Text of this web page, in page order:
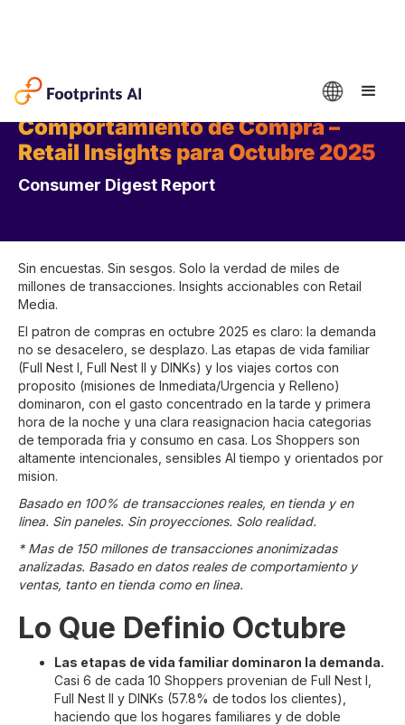
Comportamiento de Compra –
Retail Insights para Octubre 2025
Consumer Digest Report
Sin encuestas. Sin sesgos. Solo la verdad de miles de
millones de transacciones. Insights accionables con Retail
Media.
El patron de compras en octubre 2025 es claro: la demanda
no se desacelero, se desplazo. Las etapas de vida familiar
(Full Nest I, Full Nest II y DINKs) y los viajes cortos con
proposito (misiones de Inmediata/Urgencia y Relleno)
dominaron, con el gasto concentrado en la tarde y primera
hora de la noche y una clara reasignacion hacia categorias
de temporada fria y consumo en casa. Los Shoppers son
altamente intencionales, sensibles AI tiempo y orientados por
mision.
Basado en 100% de transacciones reales, en tienda y en
linea. Sin paneles. Sin proyecciones. Solo realidad.
* Mas de 150 millones de transacciones anonimizadas
analizadas. Basado en datos reales de comportamiento y
ventas, tanto en tienda como en linea.
Lo Que Definio Octubre
Las etapas de vida familiar dominaron la demanda.
Casi 6 de cada 10 Shoppers provenian de Full Nest I,
Full Nest II y DINKs (57.8% de todos los clientes),
haciendo que los hogares familiares y de doble